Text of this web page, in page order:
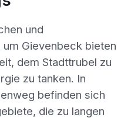
und
um Gievenbeck bieten
dem Stadttrubel zu
zu tanken. In
befinden sich
die zu langen